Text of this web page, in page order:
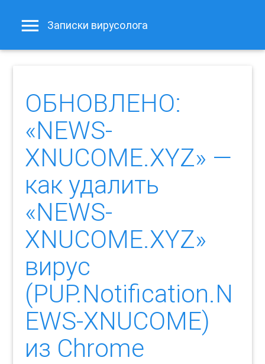
Записки вирусолога
ОБНОВЛЕНО:
«NEWS-
XNUCOME.XYZ» —
как удалить
«NEWS-
XNUCOME.XYZ»
вирус
(PUP.Notification.N
EWS-XNUCOME)
из Chrome